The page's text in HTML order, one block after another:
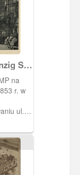
St.
na
r. w
ul.